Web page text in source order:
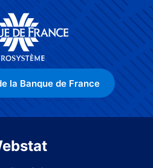
la Banque de France